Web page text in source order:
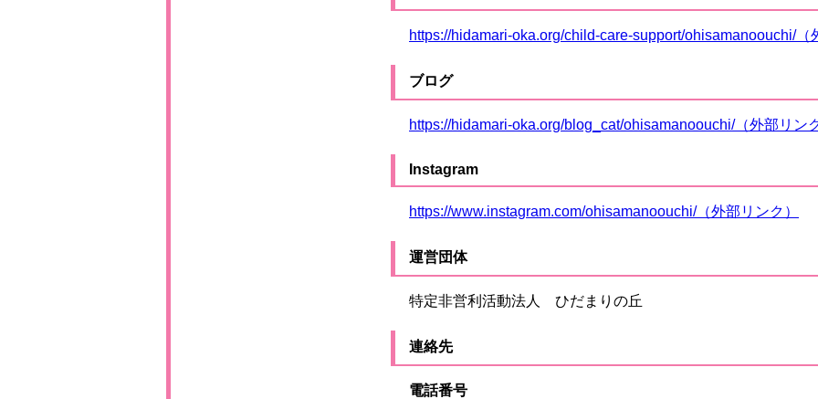
https://hidamari-oka.org/child-care-support/ohisamanoouchi/（
ブログ
https://hidamari-oka.org/blog_cat/ohisamanoouchi/（外部リン
Instagram
https://www.instagram.com/ohisamanoouchi/（外部リンク）
運営団体
特定非営利活動法人 ひだまりの丘
連絡先
電話番号